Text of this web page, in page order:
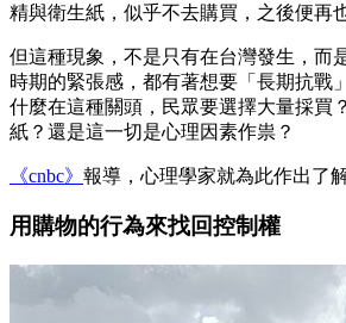
精與衛生紙，似乎不去購買，之後便再
但這種現象，不是只有在台灣發生，而
時期的緊張感，都有著想要「長期抗戰
什麼在這種關頭，民眾要選擇大量採買
紙？還是這一切是心理因素作祟？
《cnbc》 報導，心理學家就為此作出了解
用購物的行為來找回控制權